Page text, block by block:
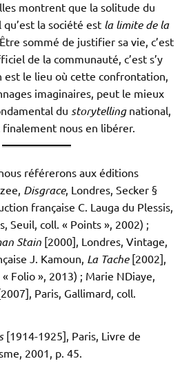
montrent que la solitude du
la société est la limite de la
. Être sommé de justifier sa vie, c’est
de la communauté, c’est s’y
est le lieu où cette confrontation,
imaginaires, peut le mieux
du storytellingnational,
nous en libérer.
référerons aux éditions
Disgrace, Londres, Secker §
française C. Lauga du Plessis,
Seuil, coll. « Points », 2002) ;
Stain [2000], Londres, Vintage,
J. Kamoun, La Tache[2002],
Folio », 2013) ; Marie NDiaye,
Paris, Gallimard, coll.
[1914-1925], Paris, Livre de
2001, p. 45.